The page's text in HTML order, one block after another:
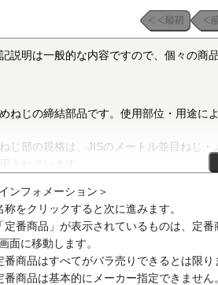
説明は一般的な内容ですので、個々の商
めねじの締結部品です。使用部位・用途に
ねじ部の規格は、JISのメートル並目ねじ
じ規格について
ートル並目ねじ：JIS B 0205に規定され
の距離）により、並目/細目/極細目等の
ねじです。メートルねじは数字の前に「
されません。
ンフォメーション＞
称をクリックすると次に進みます。
定番商品」が表示されているものは、定
面に移動します。
番商品はすべてがバラ売りできるとは限り
番商品は基本的にメーカー指定できません。